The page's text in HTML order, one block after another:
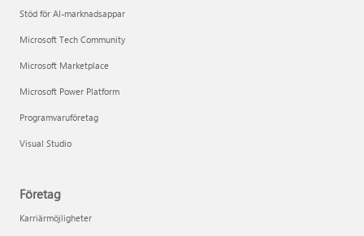
Stöd för AI-marknadsappar
Microsoft Tech Community
Microsoft Marketplace
Microsoft Power Platform
Programvaruföretag
Visual Studio
Företag
Karriärmöjligheter